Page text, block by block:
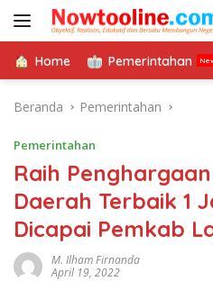
Langsung
Home Pemerintahan
Beranda Pemerintahan
Pemerintahan
Raih
Daerah Terbaik 1
Dicapai Pemkab
M. Ilham Firnanda
April 19, 2022